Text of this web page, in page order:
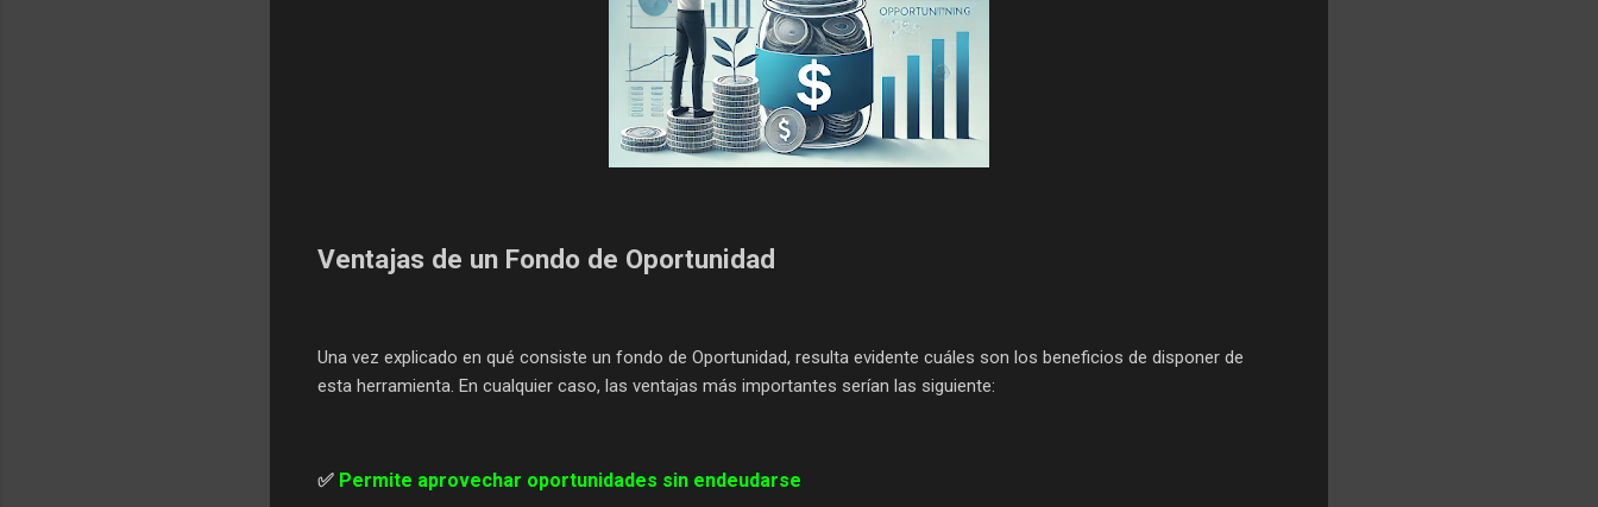
Ventajas de un Fondo de Oportunidad
Una vez explicado en qué consiste un fondo de Oportunidad, resulta evidente cuáles son los beneficios de disponer de
esta herramienta. En cualquier caso, las ventajas más importantes serían las siguiente:
✅ Permite aprovechar oportunidades sin endeudarse